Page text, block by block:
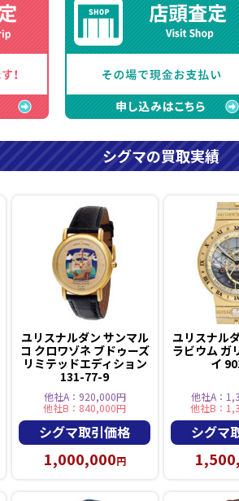
シグマの買取実績
ユリスナルダン サンマル
コ クロワゾネ ブドゥーズ
リミテッドエディション
131-77-9
他社A：920,000円
他社B：840,000円
シグマ取引価格
1,000,000円
ユリスナル
ラビウム ガ
イ
他社A：
他社B：
シグマ